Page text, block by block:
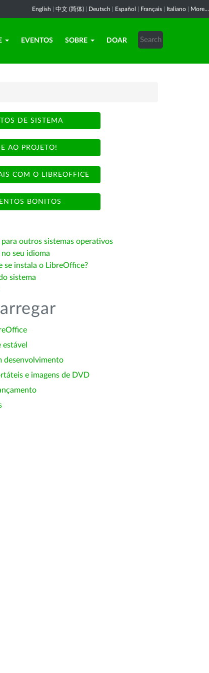
English 中文 (简体) Deutsch Español Français Italiano More...
EVENTOS SOBRE DOAR
DE SISTEMA
AO PROJETO!
COM O LIBREOFFICE
BONITOS
outros sistemas operativos
seu idioma
se instala o LibreOffice?
sistema
estável
desenvolvimento
e imagens de DVD